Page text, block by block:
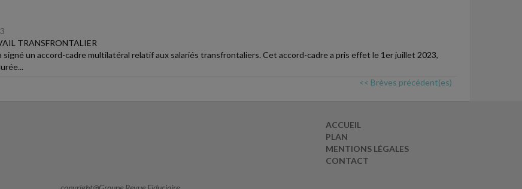
TRANSFRONTALIER
signé un accord-cadre multilatéral relatif aux salariés transfrontaliers. Cet accord-cadre a pris effet le 1er juillet 2023,
<< Brèves précédent(es)
ACCUEIL
PLAN
MENTIONS LÉGALES
CONTACT